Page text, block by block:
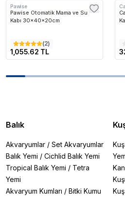
Pawise
Pawise Otomatik Mama ve Su
Kabı 30x40x20cm
(2)
1,055.62 TL
Balık
Akvaryumlar / Set Akvaryumlar
Balık Yemi / Cichlid Balık Yemi
Tropical Balık Yemi / Tetra
Yemi
Akvaryum Kumları / Bitki Kumu